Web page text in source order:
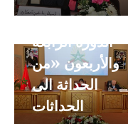
الدورة الرابعة
والأربعون «من
الحداثة الى
الحداثات
زيارة الوفد
الصيني لأكاديمية
المملكة